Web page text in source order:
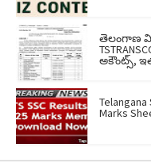
తెలంగాణ
అకౌంట్స్,
Telangana
Marks